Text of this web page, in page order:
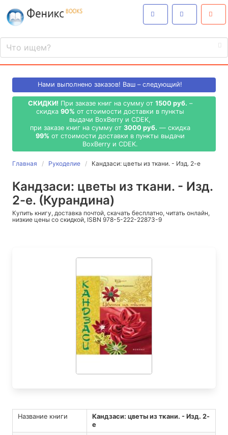
Нами выполнено заказов! Ваш – следующий!
СКИДКИ! При заказе книг на сумму от 1500 руб. –
скидка 90% от стоимости доставки в пункты
выдачи BoxBerry и CDEK,
при заказе книг на сумму от 3000 руб. — скидка
99% от стоимости доставки в пункты выдачи
BoxBerry и CDEK.
Главная Рукоделие Кандзаси: цветы из ткани. - Изд. 2-е
Кандзаси: цветы из ткани. - Изд.
2-е. (Курандина)
Купить книгу, доставка почтой, скачать бесплатно, читать онлайн,
низкие цены со скидкой, ISBN 978-5-222-22873-9
Название книги
Кандзаси: цветы из ткани. - Изд. 2-
е